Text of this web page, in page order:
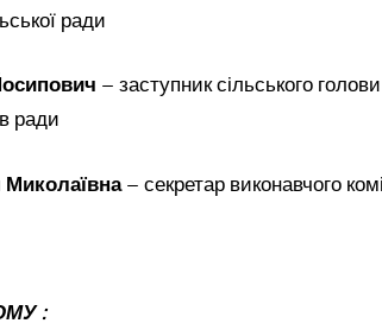
ради
– заступник сільського
ради
– секретар виконавчого
: